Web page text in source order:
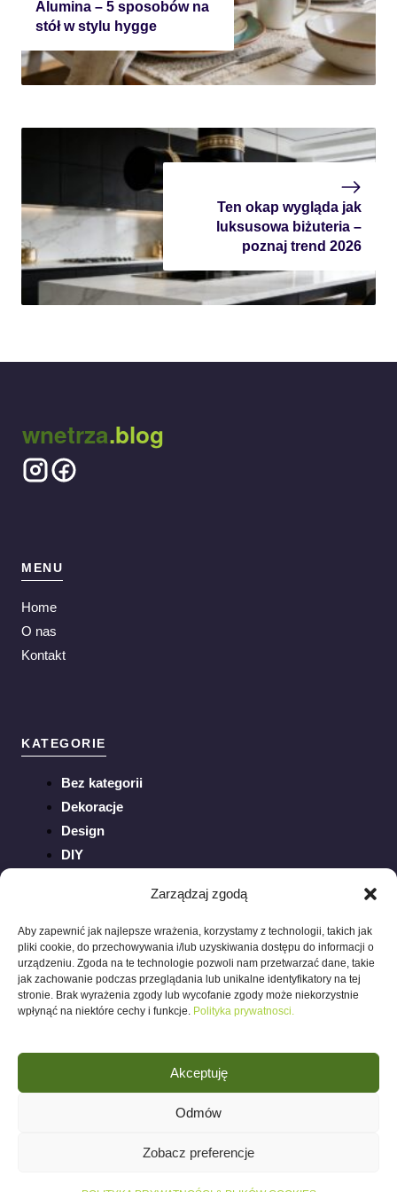
Zarządzaj zgodą
Aby zapewnić jak najlepsze wrażenia, korzystamy z technologii, takich jak
pliki cookie, do przechowywania i/lub uzyskiwania dostępu do informacji o
urządzeniu. Zgoda na te technologie pozwoli nam przetwarzać dane, takie
jak zachowanie podczas przeglądania lub unikalne identyfikatory na tej
stronie. Brak wyrażenia zgody lub wycofanie zgody może niekorzystnie
wpłynąć na niektóre cechy i funkcje. Polityka prywatnosci.
Akceptuję
Odmów
Zobacz preferencje
Alumina – 5 sposobów na
stół w stylu hygge
Ten okap wygląda jak
luksusowa biżuteria –
poznaj trend 2026
wnetrza.blog
MENU
Home
O nas
Kontakt
KATEGORIE
Bez kategorii
Dekoracje
Design
DIY
Porady
Sztuka
Trendy
Wnętrza
2026 wnetrza.blog.